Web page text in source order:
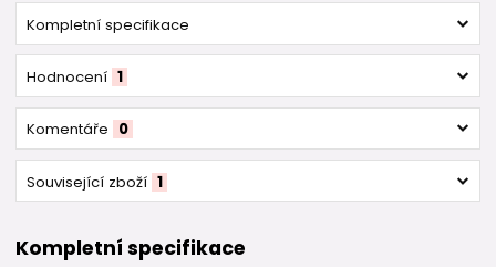
Kompletní specifikace
Hodnocení 1
Komentáře 0
Související zboží 1
Kompletní specifikace